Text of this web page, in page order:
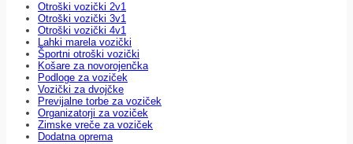
Otroški vozički 2v1
Otroški vozički 3v1
Otroški vozički 4v1
Lahki marela vozički
Športni otroški vozički
Košare za novorojenčka
Podloge za voziček
Vozički za dvojčke
Previjalne torbe za voziček
Organizatorji za voziček
Zimske vreče za voziček
Dodatna oprema